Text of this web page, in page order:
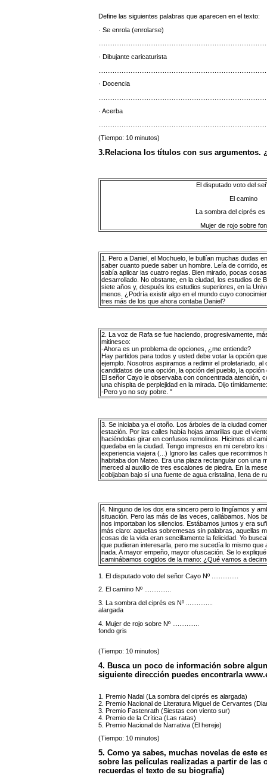
Define las siguientes palabras que aparecen en el texto:
· Se enrola (enrolarse)
· Dibujante caricaturista
· Docencia
· Acerba
(Tiempo: 10 minutos)
3.Relaciona los títulos con sus argumentos.
El disputado voto del
El camino
La sombra del ciprés
Mujer de rojo sobre
1. Pero a Daniel, el Mochuelo, le bullían muchas dudas
saber cuanto puede saber un hombre. Leía de corrido,
sabía aplicar las cuatro reglas. Bien mirado, pocas
desarrollado. No obstante, en la ciudad, los estudios de
siete años y, después los estudios superiores, en la
menos. ¿Podría existir algo en el mundo cuyo
tres más de los que ahora contaba Daniel?
2. La voz de Rafa se fue haciendo, progresivamente,
mitinesco:
-Ahora es un problema de opciones, ¿me entiende?
Hay partidos para todos y usted debe votar la opción
ejemplo. Nosotros aspiramos a redimir el proletariado,
candidatos de una opción, la opción del pueblo, la
El señor Cayo le observaba con concentrada atención,
una chispita de perplejidad en la mirada. Dijo tímidamente:
-Pero yo no soy pobre. "
3. Se iniciaba ya el otoño. Los árboles de la ciudad
estación. Por las calles había hojas amarillas que el
haciéndolas girar en confusos remolinos. Hicimos el
quedaba en la ciudad. Tengo impresos en mi cerebro
experiencia viajera (...) Ignoro las calles que recorrimos
habitaba don Mateo. Era una plaza rectangular con una
merced al auxilio de tres escalones de piedra. En la
cobijaban bajo sí una fuente de agua cristalina, llena de
4. Ninguno de los dos era sincero pero lo fingíamos y
situación. Pero las más de las veces, callábamos. Nos
nos importaban los silencios. Estábamos juntos y era
más claro: aquellas sobremesas sin palabras, aquellas
cosas de la vida eran sencillamente la felicidad. Yo
que pudieran interesarla, pero me sucedía lo mismo
nada. A mayor empeño, mayor ofuscación. Se lo
caminábamos cogidos de la mano: ¿Qué vamos a
1. El disputado voto del señor Cayo Nº ...............
2. El camino Nº ...............
3. La sombra del ciprés es Nº ...............
alargada
4. Mujer de rojo sobre Nº ...............
fondo gris
(Tiempo: 10 minutos)
4. Busca un poco de información sobre
siguiente dirección puedes encontrarla
1. Premio Nadal (La sombra del ciprés es alargada)
2. Premio Nacional de Literatura Miguel de Cervantes
3. Premio Fastenrath (Siestas con viento sur)
4. Premio de la Crítica (Las ratas)
5. Premio Nacional de Narrativa (El hereje)
(Tiempo: 10 minutos)
5. Como ya sabes, muchas novelas de este
sobre las películas realizadas a partir de las
recuerdas el texto de su biografía)